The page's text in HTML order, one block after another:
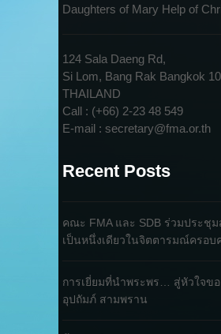
Daughters of Mary Help of
124 Sala Daeng Rd,
Si Lom, Bang Rak Bangkok
THAILAND
Call : (+66) 2-23 48 549
E-mail : secretary@fma.or.th
Recent Posts
คณะ FMA และ SDB ร่วมประชุม
เป็นหนึ่งเดียวในจิตตารมณ์ครอบ
การเยี่ยมที่นำพระพร… สู่หัวใจข
อุปถัมภ์ สามพราน